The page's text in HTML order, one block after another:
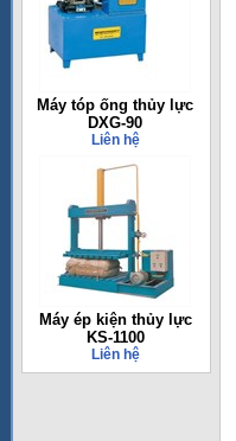
Máy tóp ống thủy lực
DXG-90
Liên hệ
Máy ép kiện thủy lực
KS-1100
Liên hệ